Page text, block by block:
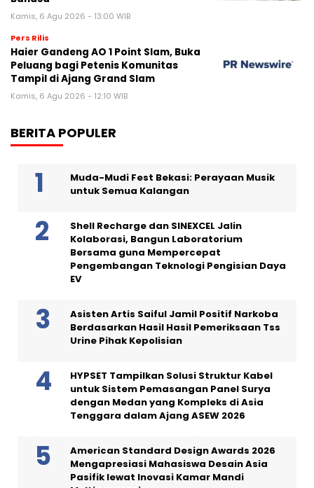
Kamis, 6 Agu 2026 - 13:00 WIB
Pers Rilis
Haier Gandeng AO 1 Point Slam, Buka
Peluang bagi Petenis Komunitas
Tampil di Ajang Grand Slam
Kamis, 6 Agu 2026 - 12:10 WIB
BERITA POPULER
Muda-Mudi Fest Bekasi: Perayaan Musik
untuk Semua Kalangan
Shell Recharge dan SINEXCEL Jalin
Kolaborasi, Bangun Laboratorium
Bersama guna Mempercepat
Pengembangan Teknologi Pengisian Daya
EV
Asisten Artis Saiful Jamil Positif Narkoba
Berdasarkan Hasil Hasil Pemeriksaan Tss
Urine Pihak Kepolisian
HYPSET Tampilkan Solusi Struktur Kabel
untuk Sistem Pemasangan Panel Surya
dengan Medan yang Kompleks di Asia
Tenggara dalam Ajang ASEW 2026
American Standard Design Awards 2026
Mengapresiasi Mahasiswa Desain Asia
Pasifik lewat Inovasi Kamar Mandi